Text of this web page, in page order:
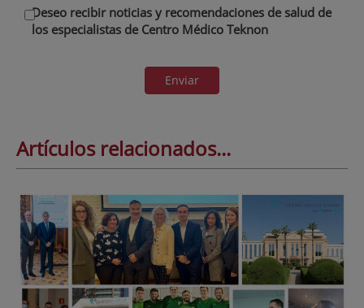
Deseo recibir noticias y recomendaciones de salud de
los especialistas de Centro Médico Teknon
Enviar
Artículos relacionados...